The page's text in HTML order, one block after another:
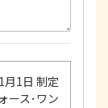
月1日 制定
ース･ワン